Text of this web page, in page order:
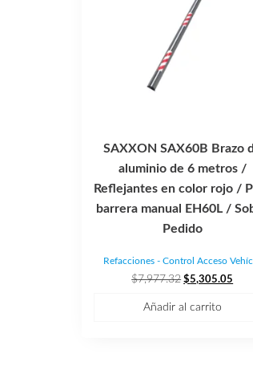
SAXXON SAX60B Brazo
aluminio de 6 metros /
Reflejantes en color rojo /
barrera manual EH60L /
Pedido
Refacciones - Control Acceso
$7,977.32 El
original
$5,305.05
Añadir al carrito